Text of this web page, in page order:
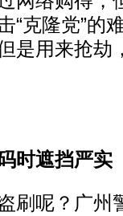
“克隆党”的
是用来抢劫
时遮挡严实
呢？广州